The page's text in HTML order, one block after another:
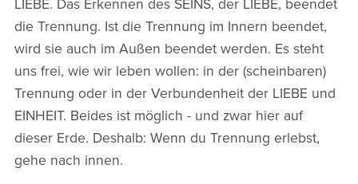
LIEBE. Das Erkennen des SEINS, der LIEBE, beendet
die Trennung. Ist die Trennung im Innern beendet,
wird sie auch im Außen beendet werden. Es steht
uns frei, wie wir leben wollen: in der (scheinbaren)
Trennung oder in der Verbundenheit der LIEBE und
EINHEIT. Beides ist möglich - und zwar hier auf
dieser Erde. Deshalb: Wenn du Trennung erlebst,
gehe nach innen.